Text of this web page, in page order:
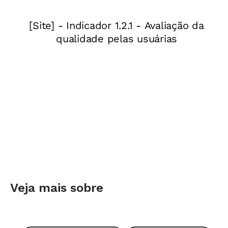
quência didática para explicar o fazer científico
às crianças, um convite à reflexão. Você sabe o
conhecimento. Ao longo da história, pensadores
que se ocupavam do tema propuseram diversas
Veja mais sobre